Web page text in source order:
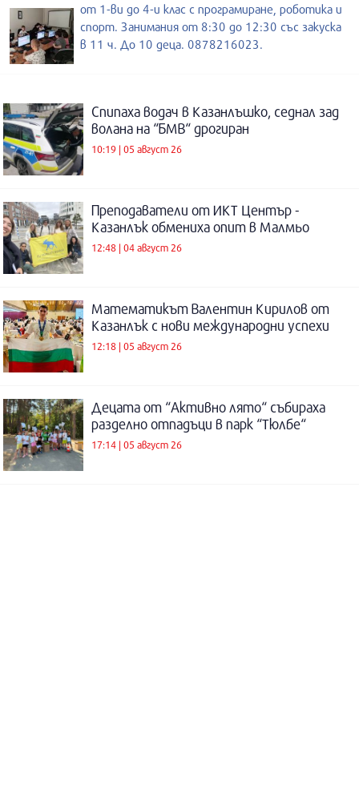
от 1-ви до 4-и клас с програмиране, роботика и
спорт. Занимания от 8:30 до 12:30 със закуска
в 11 ч. До 10 деца. 0878216023.
Спипаха водач в Казанлъшко, седнал зад
волана на “БМВ“ дрогиран
10:19 | 05 август 26
Преподаватели от ИКТ Център -
Казанлък обмениха опит в Малмьо
12:48 | 04 август 26
Математикът Валентин Кирилов от
Казанлък с нови международни успехи
12:18 | 05 август 26
Децата от “Активно лято“ събираха
разделно отпадъци в парк “Тюлбе“
17:14 | 05 август 26